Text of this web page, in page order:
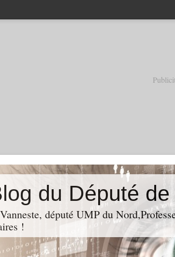
député UMP du
!